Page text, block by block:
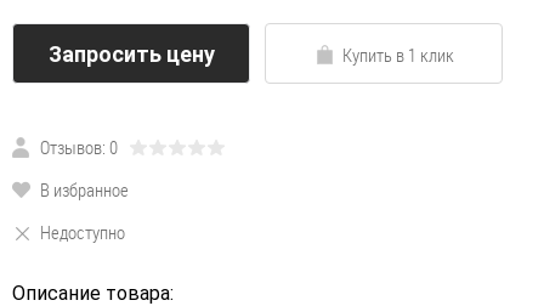
Запросить цену Купить в 1 клик
Отзывов: 0
В избранное
Недоступно
Описание товара: